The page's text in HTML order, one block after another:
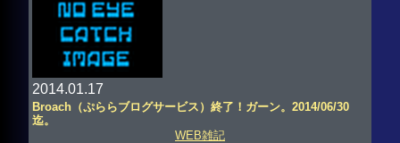
2014.01.17
Broach（ぷららブログサービス）終了！ガーン。2014/06/30
迄。
WEB雑記